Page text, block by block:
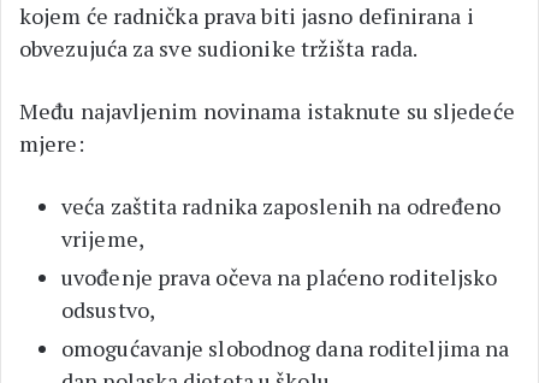
kojem će radnička prava biti jasno definirana i
obvezujuća za sve sudionike tržišta rada.
Među najavljenim novinama istaknute su sljedeće
mjere:
veća zaštita radnika zaposlenih na određeno
vrijeme,
uvođenje prava očeva na plaćeno roditeljsko
odsustvo,
omogućavanje slobodnog dana roditeljima na